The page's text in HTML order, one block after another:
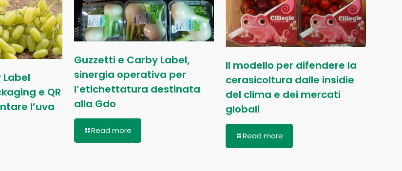
Label
e QR
l’uva
Guzzetti e Carby Label,
sinergia operativa per
l’etichettatura destinata
alla Gdo
Read more
Il modello per difendere la
cerasicoltura dalle insidie
del clima e dei mercati
globali
Read more